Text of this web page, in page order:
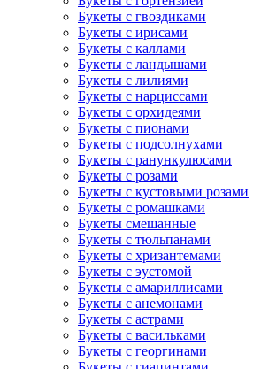
Букеты с гвоздиками
Букеты с ирисами
Букеты с каллами
Букеты с ландышами
Букеты с лилиями
Букеты с нарциссами
Букеты с орхидеями
Букеты с пионами
Букеты с подсолнухами
Букеты с ранункулюсами
Букеты с розами
Букеты с кустовыми розами
Букеты с ромашками
Букеты смешанные
Букеты с тюльпанами
Букеты с хризантемами
Букеты с эустомой
Букеты с амариллисами
Букеты с анемонами
Букеты с астрами
Букеты с васильками
Букеты с георгинами